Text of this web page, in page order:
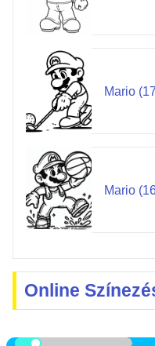
Mario
Mario
Online